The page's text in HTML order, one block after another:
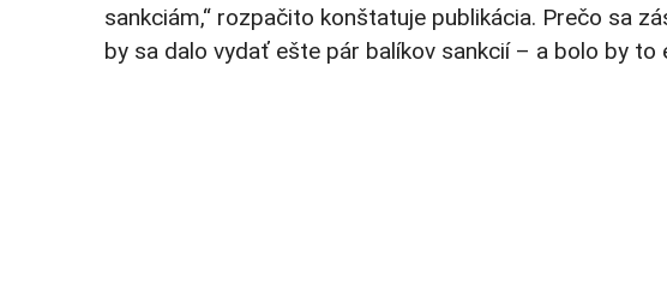
sankciám,“ rozpačito konštatuje publikácia. Prečo sa
by sa dalo vydať ešte pár balíkov sankcií – a bolo by to